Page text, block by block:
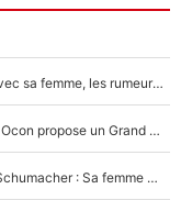
F1 : Charles Leclerc surpris par les paparazzis avec sa femme, les rumeurs étaient vraies !
Comme pour le final du Tour de France, Esteban Ocon propose un Grand Prix de Formule 1 à Paris : «Autour de l’Arc de Triomphe, ce serait génial» !
Nouvelle rumeur autour de la santé de Michael Schumacher : Sa femme Corinna sort du silence